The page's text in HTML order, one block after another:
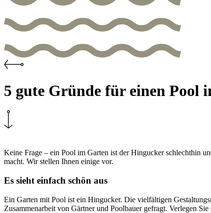
5 gute Gründe für einen Pool
Keine Frage – ein Pool im Garten ist der Hingucker schlechthin
macht. Wir stellen Ihnen einige vor.
Es sieht einfach schön aus
Ein Garten mit Pool ist ein Hingucker. Die vielfältigen
Zusammenarbeit von Gärtner und Poolbauer gefragt. Verlegen